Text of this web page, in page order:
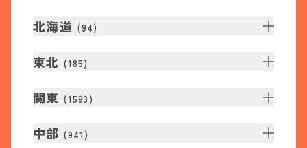
北海道 (94)
東北 (185)
関東 (1593 )
中部 (941 )